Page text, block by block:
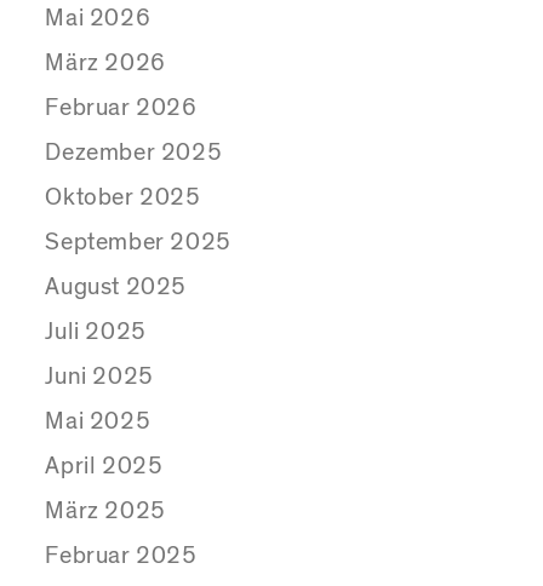
Mai 2026
März 2026
Februar 2026
Dezember 2025
Oktober 2025
September 2025
August 2025
Juli 2025
Juni 2025
Mai 2025
April 2025
März 2025
Februar 2025